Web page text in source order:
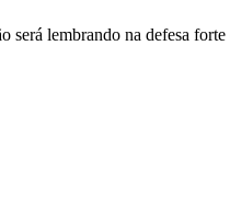
lembrando na defesa